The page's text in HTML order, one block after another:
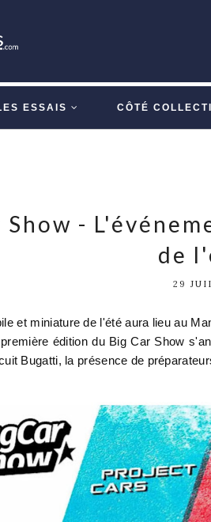
ESSAIS CÔTÉ
Show -
de
29
et miniature de l'été aura lieu au
édition du Big Car Show
Bugatti, la présence de